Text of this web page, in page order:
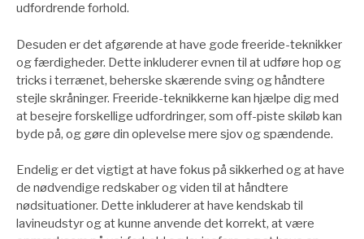
udfordrende forhold.
Desuden er det afgørende at have gode freeride-teknikker
og færdigheder. Dette inkluderer evnen til at udføre hop og
tricks i terrænet, beherske skærende sving og håndtere
stejle skråninger. Freeride-teknikkerne kan hjælpe dig med
at besejre forskellige udfordringer, som off-piste skiløb kan
byde på, og gøre din oplevelse mere sjov og spændende.
Endelig er det vigtigt at have fokus på sikkerhed og at have
de nødvendige redskaber og viden til at håndtere
nødsituationer. Dette inkluderer at have kendskab til
lavineudstyr og at kunne anvende det korrekt, at være